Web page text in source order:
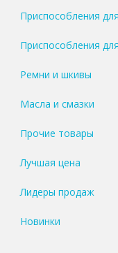
Приспособления
Приспособления
Ремни и шкивы
Масла и смазки
Прочие товары
Лучшая цена
Лидеры продаж
Новинки